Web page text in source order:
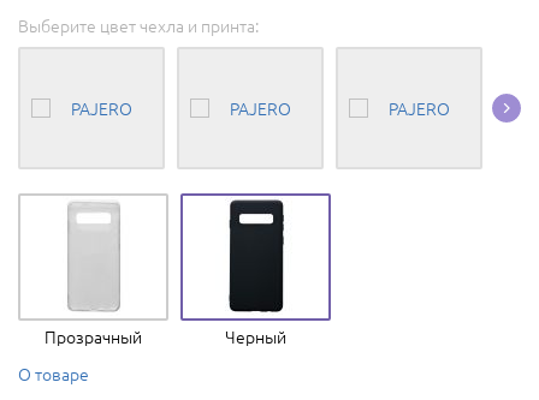
Выберите цвет чехла и принта:
Прозрачный
Черный
О товаре